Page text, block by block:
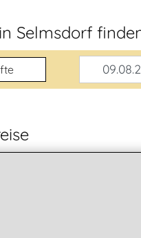
Selmsdorf